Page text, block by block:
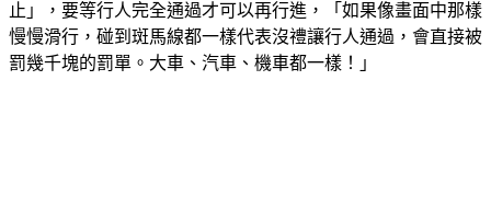
止」，要等行人完全通過才可以再行進，「如果像畫面中那樣
慢慢滑行，碰到斑馬線都一樣代表沒禮讓行人通過，會直接被
罰幾千塊的罰單。大車、汽車、機車都一樣！」